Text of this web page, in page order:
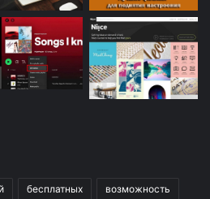
бесплатных возможность